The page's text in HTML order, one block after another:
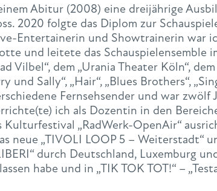
Abitur (2008) eine dreijährige
2020 folgte das Diplom zur
Entertainerin und Showtrainerin war
und leitete das Schauspielensemble
Vilbel“, dem „Urania Theater Köln“,
und Sally“, „Hair“, „Blues Brothers“,
Fernsehsender und war
ich als Dozentin in den
Kulturfestival „RadWerk-OpenAir“
neue „TIVOLI LOOP 5 – Weiterstadt“
durch Deutschland, Luxemburg
habe und in „TIK TOK TOT!“ –